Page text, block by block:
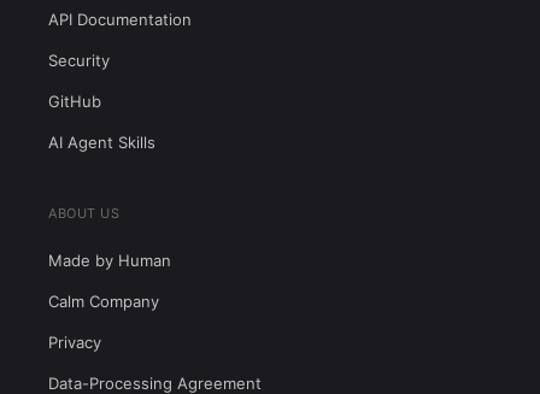
API Documentation
Security
GitHub
AI Agent Skills
ABOUT US
Made by Human
Calm Company
Privacy
Data-Processing Agreement